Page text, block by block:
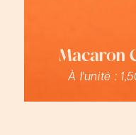
Macaron
À l'unité :